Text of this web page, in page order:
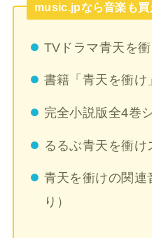
music.jpなら音楽も買
TVドラマ青天を
書籍「青天を衝け
完全小説版全4巻
るるぶ青天を衝け
青天を衝けの関連
り）